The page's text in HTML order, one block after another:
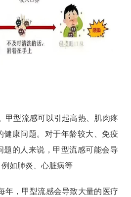
甲型流感可以引起高热、肌肉疼
健康问题。对于年龄较大、免疫
题的人来说，甲型流感可能会导
如肺炎、心脏病等
年，甲型流感会导致大量的医疗